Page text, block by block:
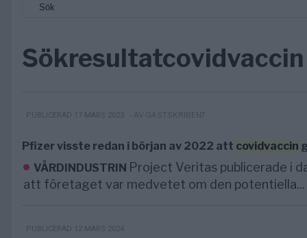
Sökresultatcovidvaccin
PUBLICERAD 17 MARS 2023 - AV GÄSTSKRIBENT
Pfizer visste redan i början av 2022 att covidvaccin
VÅRDINDUSTRIN Project Veritas publicerade i
att företaget var medvetet om den potentiella...
PUBLICERAD 12 MARS 2024